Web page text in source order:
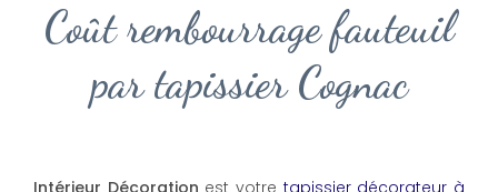
Coût rembourrage fauteuil
par tapissier Cognac